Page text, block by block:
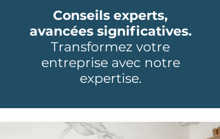
Conseils experts,
avancées significatives.
Transformez votre
entreprise avec notre
expertise.